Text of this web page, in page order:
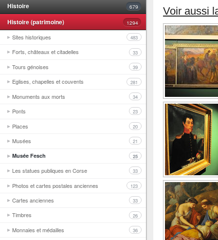
Histoire 679
Histoire (patrimoine) 1294
Sites historiques 483
Forts, châteaux et citadelles 33
Tours génoises 39
Eglises, chapelles et couvents 281
Monuments aux morts 34
Ponts 23
Places 20
Musées 21
Musée Fesch 25
Les statues publiques en Corse 33
Photos et cartes postales anciennes 123
Cartes anciennes 33
Timbres 26
Monnaies et médailles 36
Voir aussi